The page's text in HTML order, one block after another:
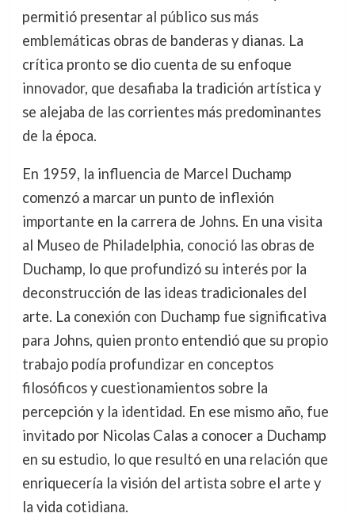
permitió presentar al público sus más
emblemáticas obras de banderas y dianas. La
crítica pronto se dio cuenta de su enfoque
innovador, que desafiaba la tradición artística y
se alejaba de las corrientes más predominantes
de la época.
En 1959, la influencia de Marcel Duchamp
comenzó a marcar un punto de inflexión
importante en la carrera de Johns. En una visita
al Museo de Philadelphia, conoció las obras de
Duchamp, lo que profundizó su interés por la
deconstrucción de las ideas tradicionales del
arte. La conexión con Duchamp fue significativa
para Johns, quien pronto entendió que su propio
trabajo podía profundizar en conceptos
filosóficos y cuestionamientos sobre la
percepción y la identidad. En ese mismo año, fue
invitado por Nicolas Calas a conocer a Duchamp
en su estudio, lo que resultó en una relación que
enriquecería la visión del artista sobre el arte y
la vida cotidiana.